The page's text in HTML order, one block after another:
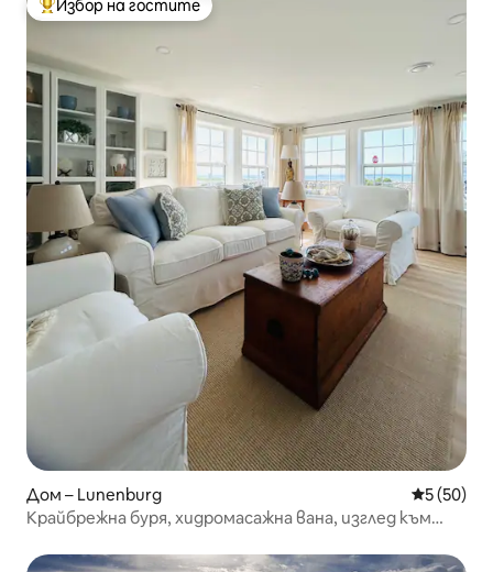
Най-популярен избор на гостите
Избор на гостите
Дом – Lunenburg Средна
5 (50)
Крайбрежна буря, хидромасажна вана, изглед към